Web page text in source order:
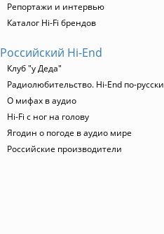
Репортажи и интервью
Каталог Hi-Fi брендов
Российский Hi-End
Клуб "у Деда"
Радиолюбительство. Hi-End по-русски
О мифах в аудио
Hi-Fi с ног на голову
Ягодин о погоде в аудио мире
Российские производители